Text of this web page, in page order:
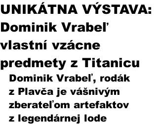
UNIKÁTNA VÝSTAVA:
Dominik Vrabeľ
vlastní vzácne
predmety z Titanicu
Dominik Vrabeľ, rodák
z Plavča je vášnivým
zberateľom artefaktov
z legendárnej lode